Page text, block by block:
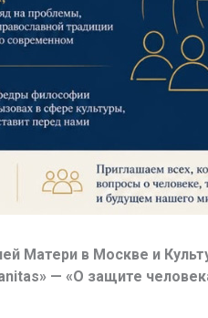
Матери в Москве и
— «О защите